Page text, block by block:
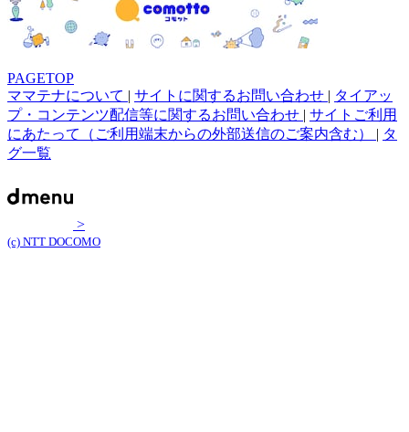
PAGETOP
ママテナについて | サイトに関するお問い合わせ | タイアッ
プ・コンテンツ配信等に関するお問い合わせ | サイトご利用
にあたって（ご利用端末からの外部送信のご案内含む） | タ
グ一覧
>
(c) NTT DOCOMO